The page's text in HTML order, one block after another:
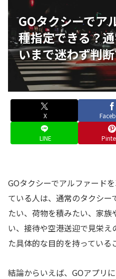
GOタクシーでア
種指定できる？
いまで迷わず判
X
LINE
GOタクシーでアルファード
ている人は、通常のタクシー
たい、荷物を積みたい、家
い、接待や空港送迎で見栄
た具体的な目的を持っている
結論からいえば、GOアプリ